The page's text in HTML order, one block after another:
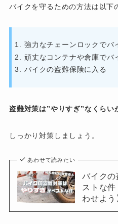
バイクを守るための方法は以下
強力なチェーンロックでバ
頑丈なコンテナや倉庫でバ
バイクの盗難保険に入る
盗難対策は”やりすぎ”なくらい
しっかり対策しましょう。
あわせて読みたい
バイクの
ストな
わせよう